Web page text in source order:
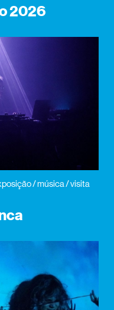
2026
/ música / visita